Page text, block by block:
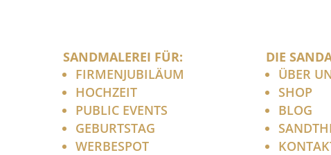
SANDMALEREI FÜR:
FIRMENJUBILÄUM
HOCHZEIT
PUBLIC EVENTS
GEBURTSTAG
WERBESPOT
DIE
ÜBER
SHOP
BLOG